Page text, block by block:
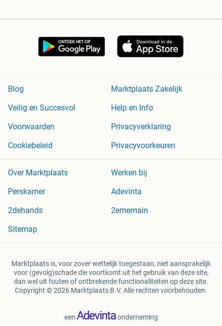
Blog
Marktplaats Zakelijk
Veilig en Succesvol
Help en Info
Voorwaarden
Privacyverklaring
Cookiebeleid
Privacyvoorkeuren
Over Marktplaats
Werken bij
Perskamer
Adevinta
2dehands
2ememain
Sitemap
Marktplaats is, voor zover wettelijk toegestaan, niet aansprakelijk
voor (gevolg)schade die voortkomt uit het gebruik van deze site,
dan wel uit fouten of ontbrekende functionaliteiten op deze site.
Copyright © 2026 Marktplaats B.V. Alle rechten voorbehouden.
een onderneming